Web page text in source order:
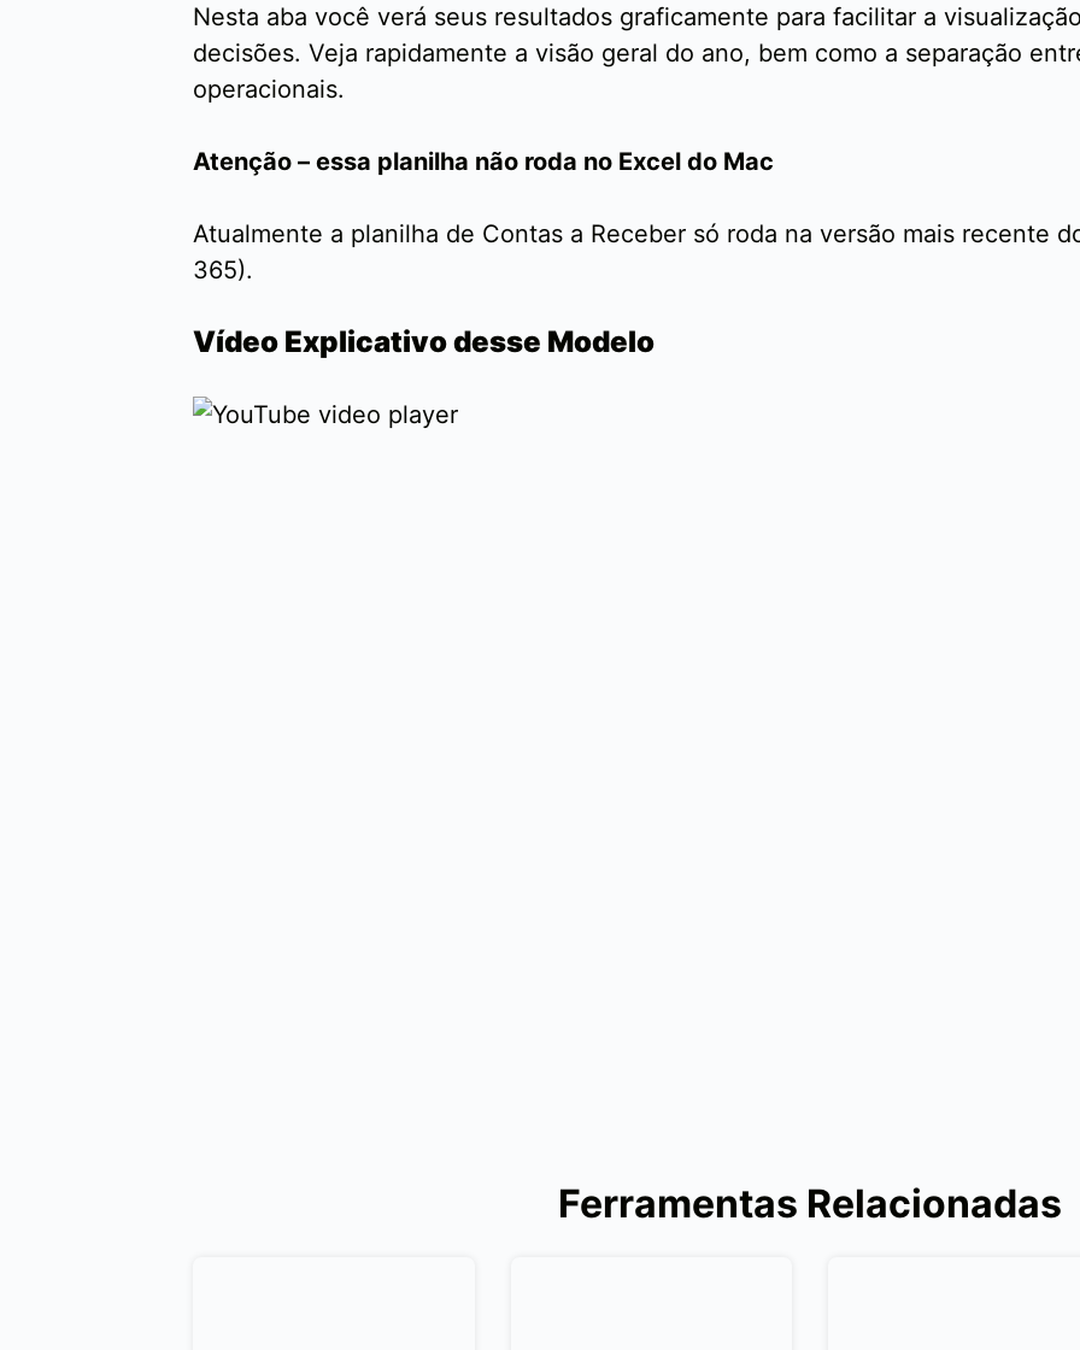
Nesta aba você verá seus resultados graficamente para facilitar a
decisões. Veja rapidamente a visão geral do ano, bem como a separação
operacionais.
Atenção – essa planilha não roda no Excel do Mac
Atualmente a planilha de Contas a Receber só roda na versão mais recente
365).
Vídeo Explicativo desse Modelo
Ferramentas Relacionadas